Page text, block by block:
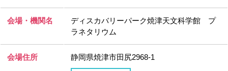
会場・機関名
ディスカバリーパーク焼津天文科学館 プ
ラネタリウム
会場住所 静岡県焼津市田尻2968-1